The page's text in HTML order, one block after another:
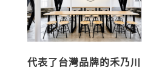
代表了台灣品牌的禾乃